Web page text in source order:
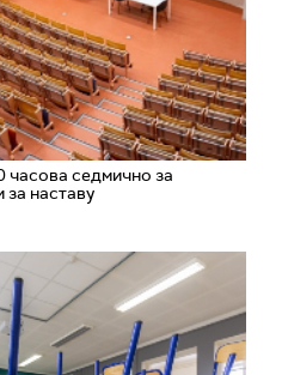
часова седмично за
наставу